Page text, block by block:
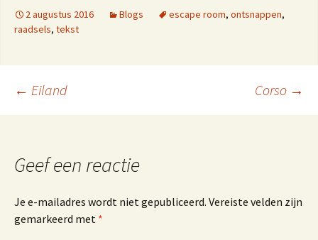
2 augustus 2016 Blogs escape room, ontsnappen,
raadsels, tekst
Berichtnavigatie
← Eiland Corso →
Geef een reactie
Je e-mailadres wordt niet gepubliceerd. Vereiste velden zijn
gemarkeerd met *